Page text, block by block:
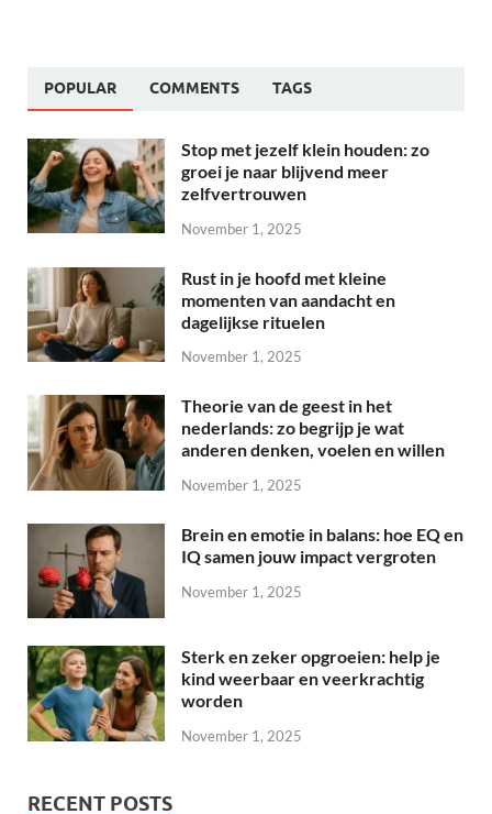
POPULAR COMMENTS TAGS
Stop met jezelf klein houden: zo
groei je naar blijvend meer
zelfvertrouwen
November 1, 2025
Rust in je hoofd met kleine
momenten van aandacht en
dagelijkse rituelen
November 1, 2025
Theorie van de geest in het
nederlands: zo begrijp je wat
anderen denken, voelen en willen
November 1, 2025
Brein en emotie in balans: hoe EQ en
IQ samen jouw impact vergroten
November 1, 2025
Sterk en zeker opgroeien: help je
kind weerbaar en veerkrachtig
worden
November 1, 2025
RECENT POSTS